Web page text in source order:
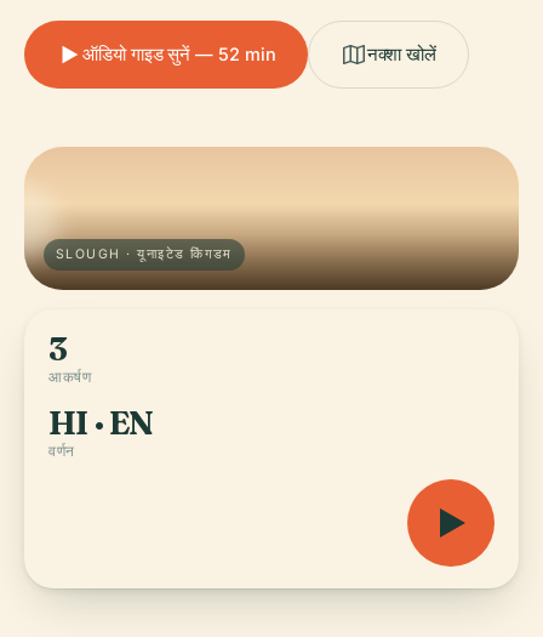
ऑडियो गाइड सुनें — 52 min नक्शा खोलें
SLOUGH · यूनाइटेड किंगडम
3
आकर्षण
HI · EN
वर्णन